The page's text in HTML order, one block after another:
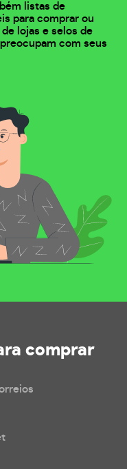
listas de
para comprar ou
lojas e selos de
com seus
comprar